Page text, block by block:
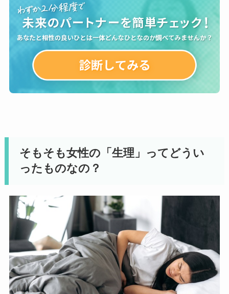
そもそも女性の「生理」ってどうい
ったものなの？